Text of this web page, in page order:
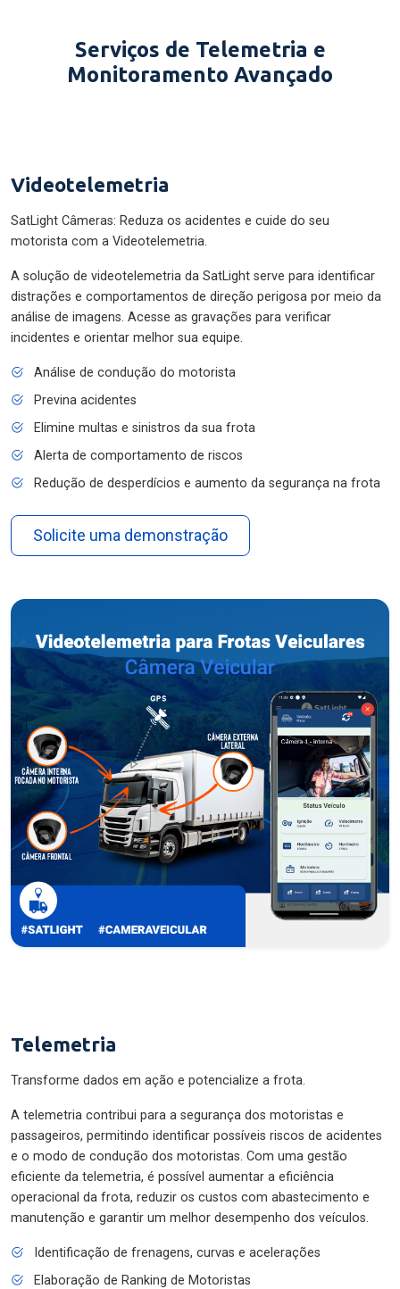
Serviços de Telemetria e
Monitoramento Avançado
Videotelemetria
SatLight Câmeras: Reduza os acidentes e cuide do seu
motorista com a Videotelemetria.
A solução de videotelemetria da SatLight serve para identificar
distrações e comportamentos de direção perigosa por meio da
análise de imagens. Acesse as gravações para verificar
incidentes e orientar melhor sua equipe.
Análise de condução do motorista
Previna acidentes
Elimine multas e sinistros da sua frota
Alerta de comportamento de riscos
Redução de desperdícios e aumento da segurança na frota
Solicite uma demonstração
Telemetria
Transforme dados em ação e potencialize a frota.
A telemetria contribui para a segurança dos motoristas e
passageiros, permitindo identificar possíveis riscos de acidentes
e o modo de condução dos motoristas. Com uma gestão
eficiente da telemetria, é possível aumentar a eficiência
operacional da frota, reduzir os custos com abastecimento e
manutenção e garantir um melhor desempenho dos veículos.
Identificação de frenagens, curvas e acelerações
Elaboração de Ranking de Motoristas